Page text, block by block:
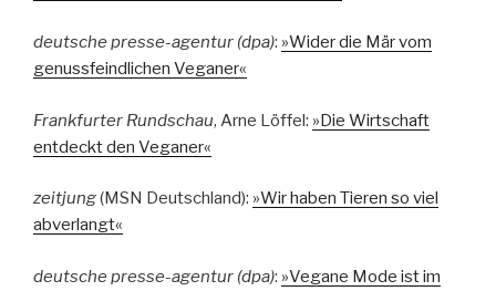
deutsche presse-agentur (dpa): »Wider die Mär vom
genussfeindlichen Veganer«
Frankfurter Rundschau, Arne Löffel: »Die Wirtschaft
entdeckt den Veganer«
zeitjung(MSN Deutschland): »Wir haben Tieren so viel
abverlangt«
deutsche presse-agentur (dpa): »Vegane Mode ist im